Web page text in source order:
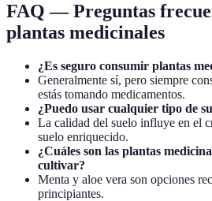
FAQ — Preguntas
plantas medicinales
¿Es seguro consumir plantas
Generalmente sí, pero siempre
estás tomando medicamentos.
¿Puedo usar cualquier tipo de
La calidad del suelo influye en el
suelo enriquecido.
¿Cuáles son las plantas
cultivar?
Menta y aloe vera son opciones
principiantes.